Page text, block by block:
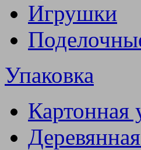
Игрушки
Упаковка
Картонная